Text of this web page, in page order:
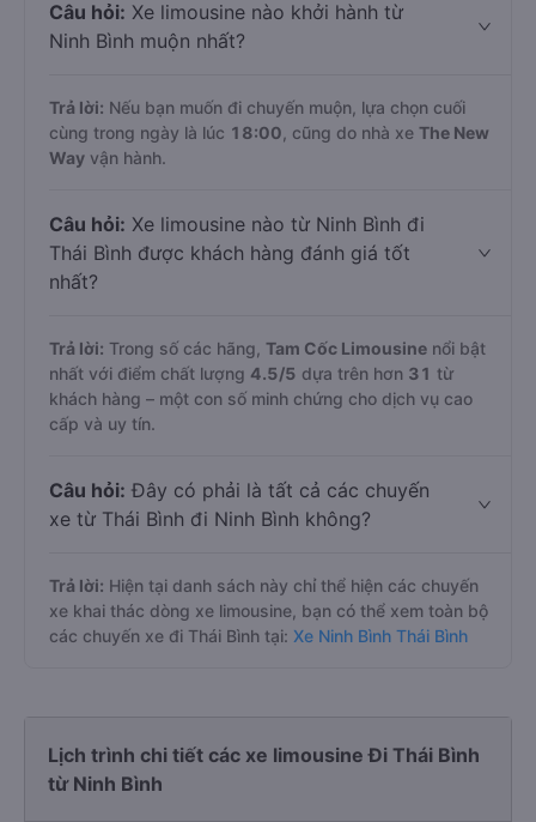
Câu hỏi: Xe limousine nào khởi hành từ
Ninh Bình muộn nhất?
Trả lời: Nếu bạn muốn đi chuyến muộn, lựa chọn cuối
cùng trong ngày là lúc 18:00 , cũng do nhà xe The New
Way vận hành.
Câu hỏi: Xe limousine nào từ Ninh Bình đi
Thái Bình được khách hàng đánh giá tốt
nhất?
Trả lời: Trong số các hãng, Tam Cốc Limousine nổi bật
nhất với điểm chất lượng 4.5/5 dựa trên hơn 31 từ
khách hàng – một con số minh chứng cho dịch vụ cao
cấp và uy tín.
Câu hỏi: Đây có phải là tất cả các chuyến
xe từ Thái Bình đi Ninh Bình không?
Trả lời: Hiện tại danh sách này chỉ thể hiện các chuyến
xe khai thác dòng xe limousine, bạn có thể xem toàn bộ
các chuyến xe đi Thái Bình tại: Xe Ninh Bình Thái Bình
Lịch trình chi tiết các xe limousine Đi Thái Bình
từ Ninh Bình